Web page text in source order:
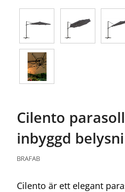
Cilento
inbyggd
BRAFAB
Cilento är ett elegant